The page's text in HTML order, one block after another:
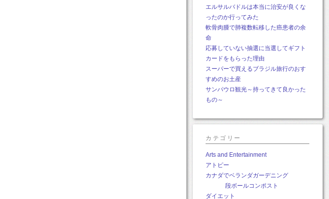
エルサルバドルは本当に治安が良くな
ったのか行ってみた
軟骨肉腫で肺複数転移した癌患者の余
命
応募していない抽選に当選してギフト
カードをもらった理由
スーパーで買えるブラジル旅行のおす
すめのお土産
サンパウロ観光～持ってきて良かった
もの～
カテゴリー
Arts and Entertainment
アトピー
カナダでベランダガーデニング
段ボールコンポスト
ダイエット